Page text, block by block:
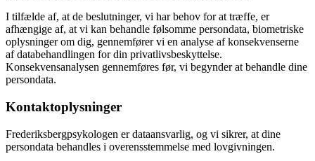
I tilfælde af, at de beslutninger, vi har behov for at træffe, er
afhængige af, at vi kan behandle følsomme persondata, biometriske
oplysninger om dig, gennemfører vi en analyse af konsekvenserne
af databehandlingen for din privatlivsbeskyttelse.
Konsekvensanalysen gennemføres før, vi begynder at behandle dine
persondata.
Kontaktoplysninger
Frederiksbergpsykologen er dataansvarlig, og vi sikrer, at dine
persondata behandles i overensstemmelse med lovgivningen.